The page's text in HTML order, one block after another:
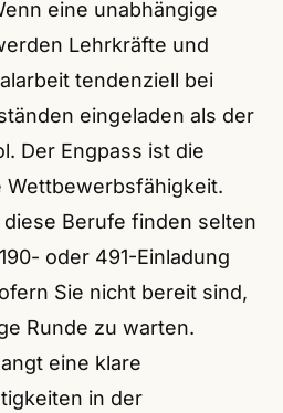
eine unabhängige
Lehrkräfte und
tendenziell bei
eingeladen als der
Der Engpass ist die
Wettbewerbsfähigkeit.
Berufe finden selten
oder 491-Einladung
Sie nicht bereit sind,
Runde zu warten.
eine klare
in der